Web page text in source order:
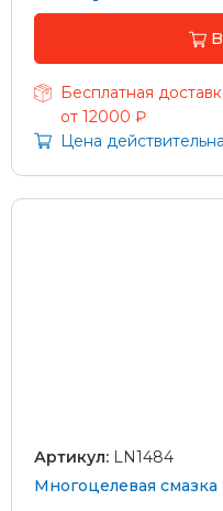
Бесплатная
от 12000 ₽
Цена
Артикул: LN1484
Многоцелевая смазка